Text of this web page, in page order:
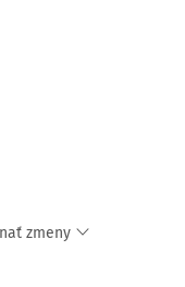
zmeny